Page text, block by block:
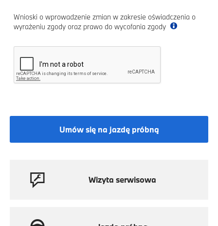
Wnioski o wprowadzenie zmian w zakresie oświadczenia o
wyrażeniu zgody oraz prawo do wycofania zgody
Umów się na jazdę próbną
Wizyta serwisowa